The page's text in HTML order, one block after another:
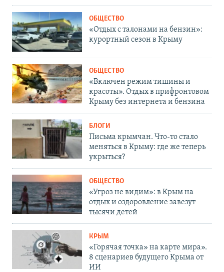
ОБЩЕСТВО
«Отдых с талонами на бензин»:
курортный сезон в Крыму
ОБЩЕСТВО
«Включен режим тишины и
красоты». Отдых в прифронтовом
Крыму без интернета и бензина
БЛОГИ
Письма крымчан. Что-то стало
меняться в Крыму: где же теперь
укрыться?
ОБЩЕСТВО
«Угроз не видим»: в Крым на
отдых и оздоровление завезут
тысячи детей
КРЫМ
«Горячая точка» на карте мира».
8 сценариев будущего Крыма от
ИИ